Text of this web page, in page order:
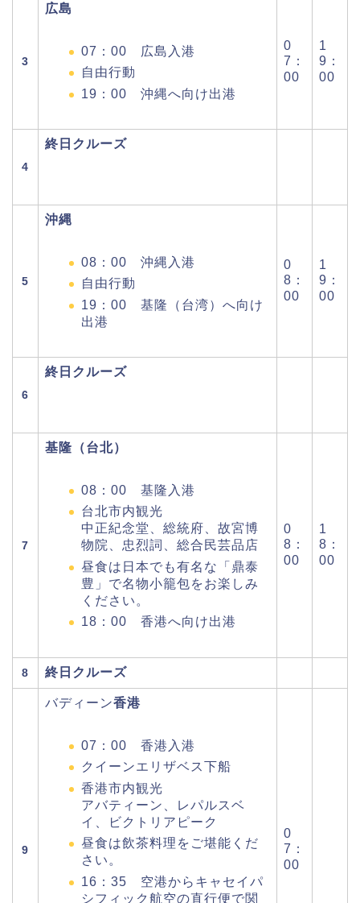
3
広島
07：00 広島入港
自由行動
19：00 沖縄へ向け出港
0
7：
00
1
9：
00
4
終日クルーズ
5
沖縄
08：00 沖縄入港
自由行動
19：00 基隆（台湾）へ向け
出港
0
8：
00
1
9：
00
6
終日クルーズ
7
基隆（台北）
08：00 基隆入港
台北市内観光
中正紀念堂、総統府、故宮博
物院、忠烈詞、総合民芸品店
昼食は日本でも有名な「鼎泰
豊」で名物小籠包をお楽しみ
ください。
18：00 香港へ向け出港
0
8：
00
1
8：
00
8 終日クルーズ
9
バディーン香港
07：00 香港入港
クイーンエリザベス下船
香港市内観光
アバティーン、レパルスベ
イ、ビクトリアピーク
昼食は飲茶料理をご堪能くだ
さい。
16：35 空港からキャセイパ
シフィック航空の直行便で関
0
7：
00